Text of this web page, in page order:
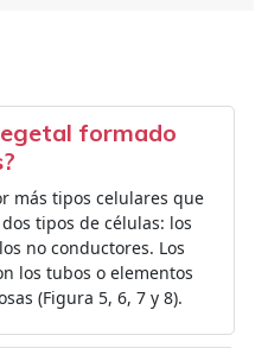
formado
más tipos celulares que
tipos de células: los
no conductores. Los
los tubos o elementos
(Figura 5, 6, 7 y 8).